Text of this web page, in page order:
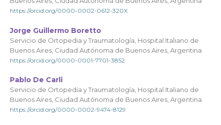
https://orcid.org/0000-0002-0612-320X
Jorge Guillermo Boretto
Servicio de Ortopedia y Traumatología, Hospital Italiano de
Buenos Aires, Ciudad Autónoma de Buenos Aires, Argentina
https://orcid.org/0000-0001-7701-3852
Pablo De Carli
Servicio de Ortopedia y Traumatología, Hospital Italiano de
Buenos Aires, Ciudad Autónoma de Buenos Aires, Argentina
https://orcid.org/0000-0002-9474-8129